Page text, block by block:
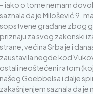
– iako o tome nemam
saznala da je Milošević 9.
sopstvene građane zbog
priznaju za svog zakonski
strane, većina Srba je i
zaustavila negde kod
ostali neoštećeni ratom
našeg Goebbelsa i dalje
zakašnjenjem saznala da